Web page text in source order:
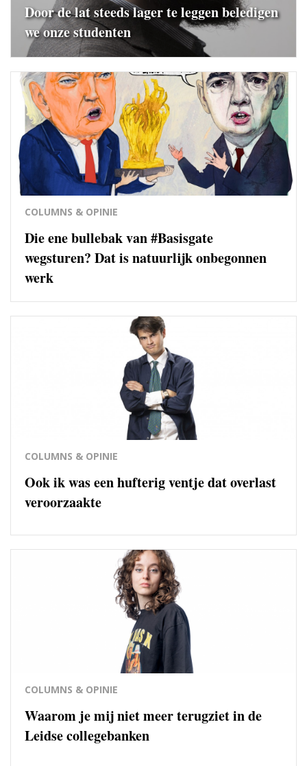
Door de lat steeds lager te leggen beledigen
we onze studenten
COLUMNS & OPINIE
Die ene bullebak van #Basisgate
wegsturen? Dat is natuurlijk onbegonnen
werk
COLUMNS & OPINIE
Ook ik was een hufterig ventje dat overlast
veroorzaakte
COLUMNS & OPINIE
Waarom je mij niet meer terugziet in de
Leidse collegebanken